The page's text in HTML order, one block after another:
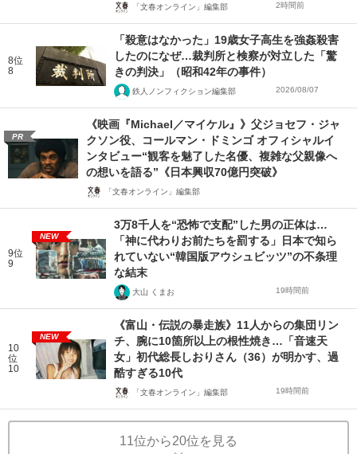
「文春オンライン」編集部 2時間前
8位
8
「殺意はなかった」19歳女子高生を強姦殺害
したのになぜ…裁判所と検察が対立した「驚
きの判決」（昭和42年の事件）
鉄人ノンフィクション編集部 2026/08/07
PR
《映画『Michael／マイケル』》父ジョセフ・ジャ
クソン役、コールマン・ドミンゴ オフィシャルイ
ンタビュー“観客を魅了した名優、複雑な父親像へ
の想いを語る”《日本興収70億円突破》
「文春オンライン」編集部
9位
9
NEW
3万8千人を“恐怖で支配”した男の正体は…
「神に代わりお前たちを罰する」日本で知ら
れていない“韓国版アウシュビッツ”の不条理
な結末
大山 くまお 19時間前
10
位
10
NEW
《富山・伝説の暴走族》11人からの集団リン
チ、腕に10箇所以上の根性焼き…「音速天
女」初代総長しおりさん（36）が明かす、過
酷すぎる10代
「文春オンライン」編集部 19時間前
11位から20位を見る